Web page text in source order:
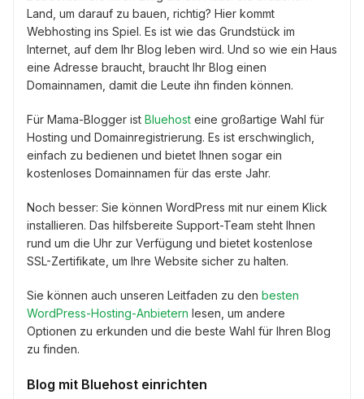
Land, um darauf zu bauen, richtig? Hier kommt
Webhosting ins Spiel. Es ist wie das Grundstück im
Internet, auf dem Ihr Blog leben wird. Und so wie ein Haus
eine Adresse braucht, braucht Ihr Blog einen
Domainnamen, damit die Leute ihn finden können.
Für Mama-Blogger ist Bluehost eine großartige Wahl für
Hosting und Domainregistrierung. Es ist erschwinglich,
einfach zu bedienen und bietet Ihnen sogar ein
kostenloses Domainnamen für das erste Jahr.
Noch besser: Sie können WordPress mit nur einem Klick
installieren. Das hilfsbereite Support-Team steht Ihnen
rund um die Uhr zur Verfügung und bietet kostenlose
SSL-Zertifikate, um Ihre Website sicher zu halten.
Sie können auch unseren Leitfaden zu den besten
WordPress-Hosting-Anbietern lesen, um andere
Optionen zu erkunden und die beste Wahl für Ihren Blog
zu finden.
Blog mit Bluehost einrichten